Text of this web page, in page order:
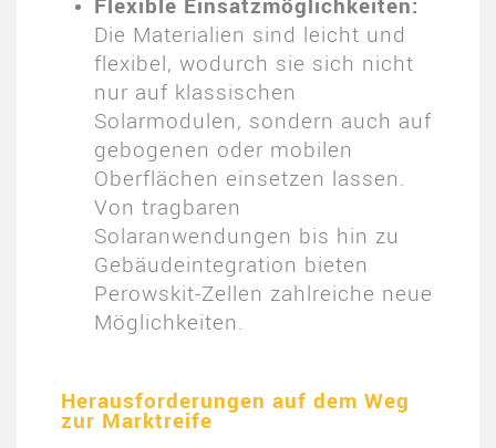
Die Materialien sind leicht und
flexibel, wodurch sie sich nicht
nur auf klassischen
Solarmodulen, sondern auch auf
gebogenen oder mobilen
Oberflächen einsetzen lassen.
Von tragbaren
Solaranwendungen bis hin zu
Gebäudeintegration bieten
Perowskit-Zellen zahlreiche neue
Möglichkeiten.
Herausforderungen auf dem Weg
zur Marktreife